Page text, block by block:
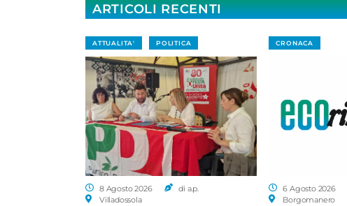
ARTICOLI RECENTI
ATTUALITA' POLITICA
8 Agosto 2026
di a.p.
Villadossola
CRONACA
6 Agosto 2026
Borgomanero